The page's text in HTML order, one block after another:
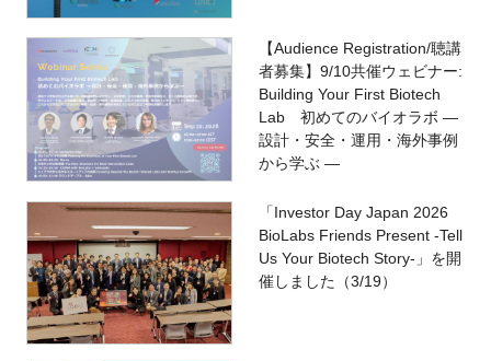
【Audience Registration/聴講
者募集】9/10共催ウェビナー:
Building Your First Biotech
Lab 初めてのバイオラボ ―
設計・安全・運用・海外事例
から学ぶ ―
「Investor Day Japan 2026
BioLabs Friends Present -Tell
Us Your Biotech Story-」を開
催しました（3/19）